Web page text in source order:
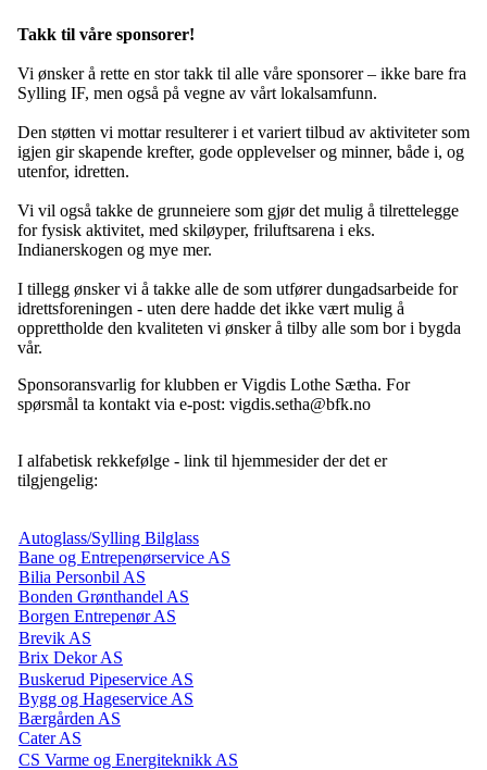
Takk til våre sponsorer!
Vi ønsker å rette en stor takk til alle våre sponsorer – ikke bare fra
Sylling IF, men også på vegne av vårt lokalsamfunn.
Den støtten vi mottar resulterer i et variert tilbud av aktiviteter som
igjen gir skapende krefter, gode opplevelser og minner, både i, og
utenfor, idretten.
Vi vil også takke de grunneiere som gjør det mulig å tilrettelegge
for fysisk aktivitet, med skiløyper, friluftsarena i eks.
Indianerskogen og mye mer.
I tillegg ønsker vi å takke alle de som utfører dungadsarbeide for
idrettsforeningen - uten dere hadde det ikke vært mulig å
opprettholde den kvaliteten vi ønsker å tilby alle som bor i bygda
vår.
Sponsoransvarlig for klubben er Vigdis Lothe Sætha. For
spørsmål ta kontakt via e-post: vigdis.setha@bfk.no
I alfabetisk rekkefølge - link til hjemmesider der det er
tilgjengelig:
Autoglass/Sylling Bilglass
Bane og Entrepenørservice AS
Bilia Personbil AS
Bonden Grønthandel AS
Borgen Entrepenør AS
Brevik AS
Brix Dekor AS
Buskerud Pipeservice AS
Bygg og Hageservice AS
Bærgården AS
Cater AS
CS Varme og Energiteknikk AS